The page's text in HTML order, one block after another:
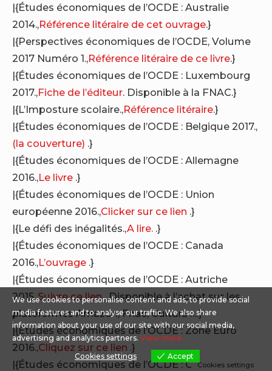
|{Études économiques de l’OCDE : Australie
2014.,Référence litéraire de cet ouvrage.}
|{Perspectives économiques de l’OCDE, Volume
2017 Numéro 1.,Référence litéraire de ce livre.}
|{Études économiques de l’OCDE : Luxembourg
2017.,Fiche de l’éditeur. Disponible à la FNAC.}
|{L’Imposture scolaire.,Référence litéraire.}
|{Études économiques de l’OCDE : Belgique 2017.,
(la couverture) .}
|{Études économiques de l’OCDE : Allemagne
2016.,Le livre .}
|{Études économiques de l’OCDE : Union
européenne 2016.,Clicker sur ce lien .}
|{Le défi des inégalités.,A lire. .}
|{Études économiques de l’OCDE : Canada
2016.,L’ouvrage .}
|{Études économiques de l’OCDE : Autriche
2015.,Suivre ce lien. Disponible à l’achat sur les
plateformes Amazon, Fnac, Cultura ….}
|{Études économiques de l’OCDE : Zone Euro
2016.,Cliquez sur ce lien .}
|{Études économiques de l’OCDE : Chine 2015.,A
We use cookies to personalise content and ads, to provide social
media features and to analyse our traffic. We also share
information about your use of our site with our social media,
advertising and analytics partners. View more
Cookies settings
Accept
Cookies settings